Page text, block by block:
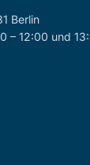
Berlin
– 12:00 und